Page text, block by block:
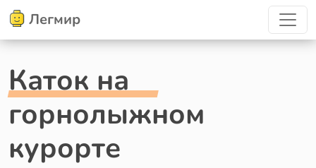
Легмир
Каток на
горнолыжном
курорте